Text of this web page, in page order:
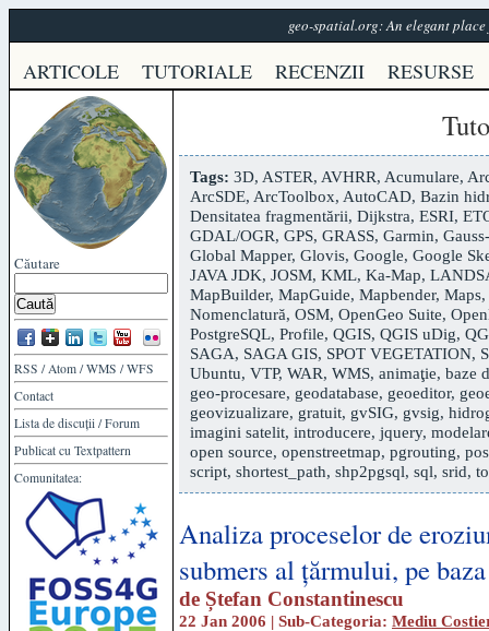
geo-spatial.org: An elegant
ARTICOLE TUTORIALE RECENZII RESURSE
Căutare
RSS /Atom /WMS /WFS
Contact
Lista de discuții /Forum
Publicat cu Textpattern
Comunitatea:
Tags: 3D, ASTER, AVHRR, Acumulare,
ArcSDE, ArcToolbox, AutoCAD, Bazin
Densitatea fragmentării, Dijkstra, ESRI,
GDAL/OGR, GPS, GRASS, Garmin,
Global Mapper, Glovis, Google, Google
JAVA JDK, JOSM, KML, Ka-Map,
MapBuilder, MapGuide, Mapbender, Maps,
Nomenclatură, OSM, OpenGeo Suite,
PostgreSQL, Profile, QGIS, QGIS uDig,
SAGA, SAGA GIS, SPOT VEGETATION,
Ubuntu, VTP, WAR, WMS, animaţie, baze
geo-procesare, geodatabase, geoeditor,
geovizualizare, gratuit, gvSIG, gvsig,
imagini satelit, introducere, jquery,
open source, openstreetmap, pgrouting,
script, shortest_path, shp2pgsql, sql, srid,
Analiza proceselor de
submers al țărmului, pe
de Ștefan Constantinescu
22 Jan 2006 | Sub-Categoria: Mediu